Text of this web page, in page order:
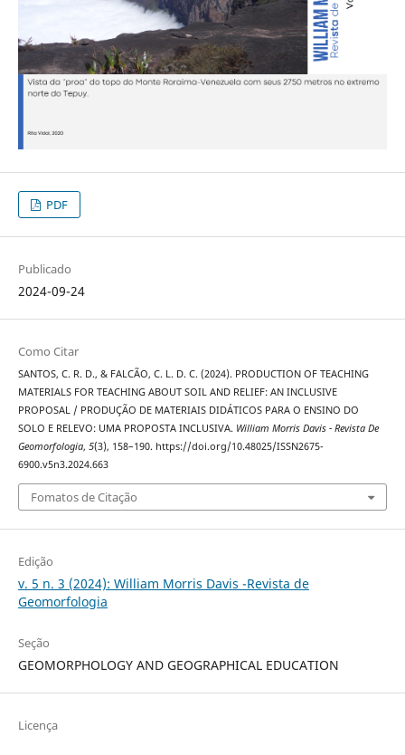
PDF
Publicado
2024-09-24
Como Citar
SANTOS, C. R. D., & FALCÃO, C. L. D. C. (2024). PRODUCTION OF TEACHING
MATERIALS FOR TEACHING ABOUT SOIL AND RELIEF: AN INCLUSIVE
PROPOSAL / PRODUÇÃO DE MATERIAIS DIDÁTICOS PARA O ENSINO DO
SOLO E RELEVO: UMA PROPOSTA INCLUSIVA. William Morris Davis - Revista De
Geomorfologia, 5(3), 158–190. https://doi.org/10.48025/ISSN2675-
6900.v5n3.2024.663
Fomatos de Citação
Edição
v. 5 n. 3 (2024): William Morris Davis -Revista de
Geomorfologia
Seção
GEOMORPHOLOGY AND GEOGRAPHICAL EDUCATION
Licença